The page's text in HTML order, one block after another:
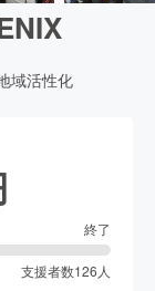
域活性化
終了
支援者数126 人